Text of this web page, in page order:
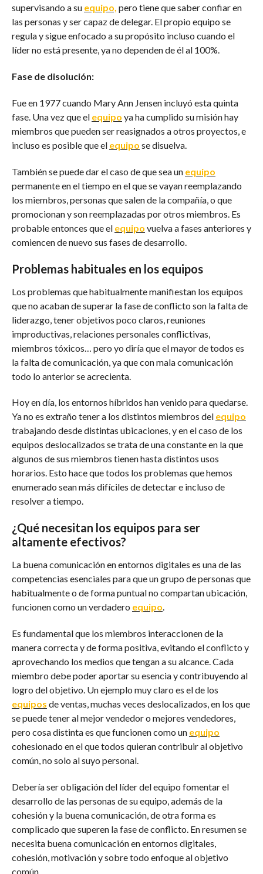
supervisando a su equipo, pero tiene que saber confiar en
las personas y ser capaz de delegar. El propio equipo se
regula y sigue enfocado a su propósito incluso cuando el
líder no está presente, ya no dependen de él al 100%.
Fase de disolución:
Fue en 1977 cuando Mary Ann Jensen incluyó esta quinta
fase. Una vez que el equipo ya ha cumplido su misión hay
miembros que pueden ser reasignados a otros proyectos, e
incluso es posible que el equipo se disuelva.
También se puede dar el caso de que sea un equipo
permanente en el tiempo en el que se vayan reemplazando
los miembros, personas que salen de la compañía, o que
promocionan y son reemplazadas por otros miembros. Es
probable entonces que el equipo vuelva a fases anteriores y
comiencen de nuevo sus fases de desarrollo.
Problemas habituales en los equipos
Los problemas que habitualmente manifiestan los equipos
que no acaban de superar la fase de conflicto son la falta de
liderazgo, tener objetivos poco claros, reuniones
improductivas, relaciones personales conflictivas,
miembros tóxicos… pero yo diría que el mayor de todos es
la falta de comunicación, ya que con mala comunicación
todo lo anterior se acrecienta.
Hoy en día, los entornos híbridos han venido para quedarse.
Ya no es extraño tener a los distintos miembros del equipo
trabajando desde distintas ubicaciones, y en el caso de los
equipos deslocalizados se trata de una constante en la que
algunos de sus miembros tienen hasta distintos usos
horarios. Esto hace que todos los problemas que hemos
enumerado sean más difíciles de detectar e incluso de
resolver a tiempo.
¿Qué necesitan los equipos para ser
altamente efectivos?
La buena comunicación en entornos digitales es una de las
competencias esenciales para que un grupo de personas que
habitualmente o de forma puntual no compartan ubicación,
funcionen como un verdadero equipo.
Es fundamental que los miembros interaccionen de la
manera correcta y de forma positiva, evitando el conflicto y
aprovechando los medios que tengan a su alcance. Cada
miembro debe poder aportar su esencia y contribuyendo al
logro del objetivo. Un ejemplo muy claro es el de los
equipos de ventas, muchas veces deslocalizados, en los que
se puede tener al mejor vendedor o mejores vendedores,
pero cosa distinta es que funcionen como un equipo
cohesionado en el que todos quieran contribuir al objetivo
común, no solo al suyo personal.
Debería ser obligación del líder del equipo fomentar el
desarrollo de las personas de su equipo, además de la
cohesión y la buena comunicación, de otra forma es
complicado que superen la fase de conflicto. En resumen se
necesita buena comunicación en entornos digitales,
cohesión, motivación y sobre todo enfoque al objetivo
común.